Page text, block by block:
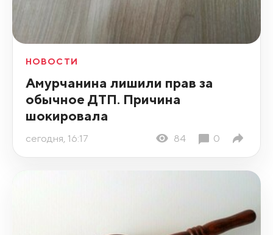
НОВОСТИ
Амурчанина лишили прав за
обычное ДТП. Причина
шокировала
сегодня, 16:17 84 0